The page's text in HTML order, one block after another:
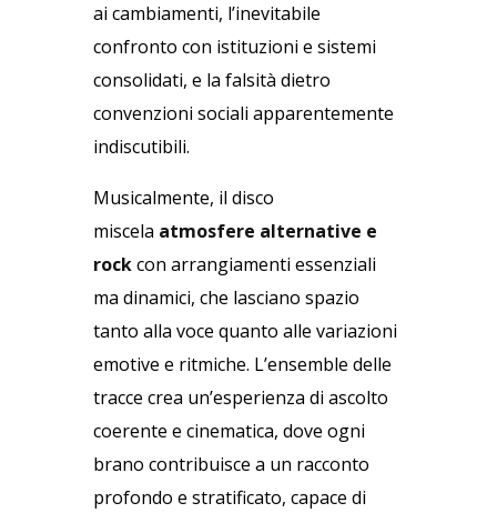
ai cambiamenti, l’inevitabile
confronto con istituzioni e sistemi
consolidati, e la falsità dietro
convenzioni sociali apparentemente
indiscutibili.
Musicalmente, il disco
miscela atmosfere alternative e
rockcon arrangiamenti essenziali
ma dinamici, che lasciano spazio
tanto alla voce quanto alle variazioni
emotive e ritmiche. L’ensemble delle
tracce crea un’esperienza di ascolto
coerente e cinematica, dove ogni
brano contribuisce a un racconto
profondo e stratificato, capace di